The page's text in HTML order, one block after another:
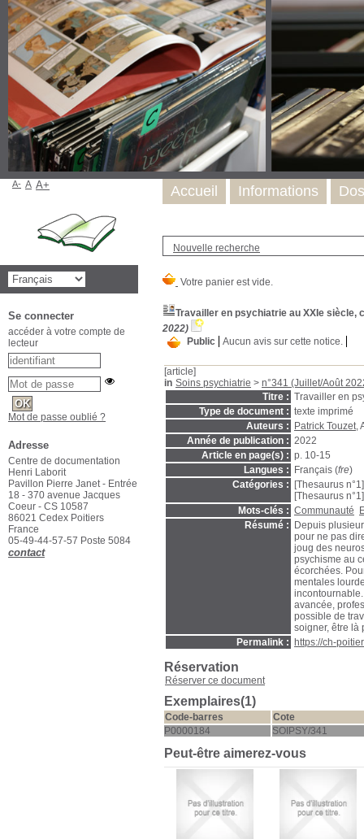
Nouvelle recherche
Travailler en psychiatrie au XXIe
2022)
Public
Aucun avis sur cette notice.
[article]
in Soins psychiatrie > n°341 (Juillet/Août
Titre : Travailler en
Type de document : texte imprimé
Auteurs :
Patrick Touzet,
Année de publication : 2022
Article en page(s) : p. 10-15
Langues :
Français (fre)
Catégories :
[Thesaurus
[Thesaurus
Mots-clés : Communauté
Résumé :
Depuis
pour ne pas
joug des
psychisme au
écorchées.
mentales
avancée,
possible de
soigner, être là
Permalink :
https://ch-
Réservation
Réserver ce document
Exemplaires(1)
Code-barres
Cote
P0000184
SOIPSY/341
Peut-être aimerez-vous
Accueil Informations
A- A A+
Se connecter
accéder à votre compte de
lecteur
Mot de passe oublié ?
Adresse
Centre de documentation
Henri Laborit
Pavillon Pierre Janet - Entrée
18 - 370 avenue Jacques
Coeur - CS 10587
86021 Cedex Poitiers
France
05-49-44-57-57 Poste 5084
contact